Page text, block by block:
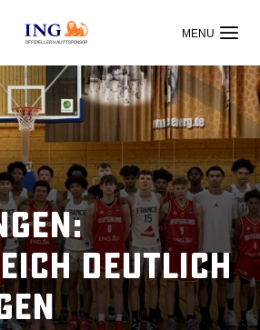
OFFIZIELLER HAUPTSPONSOR
deutlich